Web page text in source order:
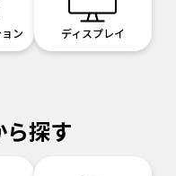
ン ディスプレイ
ら探す